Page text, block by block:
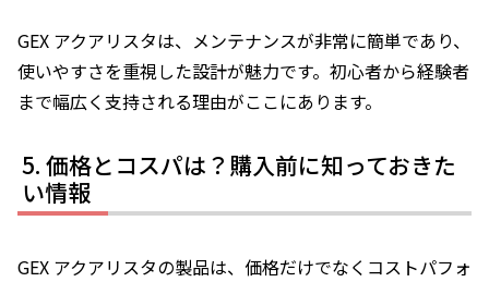
GEX アクアリスタは、メンテナンスが非常に簡単であり、
使いやすさを重視した設計が魅力です。初心者から経験者
まで幅広く支持される理由がここにあります。
価格とコスパは？購入前に知っておきた
い情報
GEX アクアリスタの製品は、価格だけでなくコストパフォ